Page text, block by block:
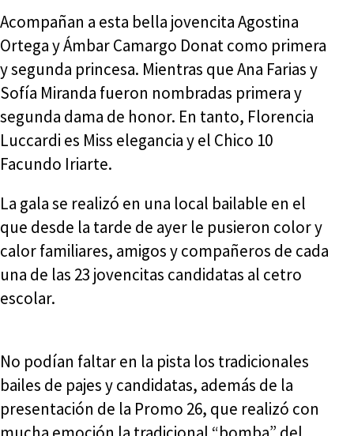
Acompañan a esta bella jovencita Agostina
Ortega y Ámbar Camargo Donat como primera
y segunda princesa. Mientras que Ana Farias y
Sofía Miranda fueron nombradas primera y
segunda dama de honor. En tanto, Florencia
Luccardi es Miss elegancia y el Chico 10
Facundo Iriarte.
La gala se realizó en una local bailable en el
que desde la tarde de ayer le pusieron color y
calor familiares, amigos y compañeros de cada
una de las 23 jovencitas candidatas al cetro
escolar.
No podían faltar en la pista los tradicionales
bailes de pajes y candidatas, además de la
presentación de la Promo 26, que realizó con